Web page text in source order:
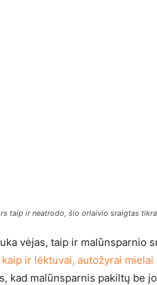
taip ir neatrodo, šio orlaivio sraigtas
vėjas, taip ir malūnsparnio
kaip ir lėktuvai, autožyrai
kad malūnsparnis pakiltų be